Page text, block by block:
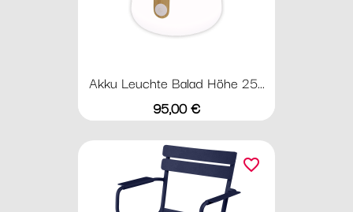
Akku Leuchte Balad Höhe 25...
Preis
95,00 €
favorite_border